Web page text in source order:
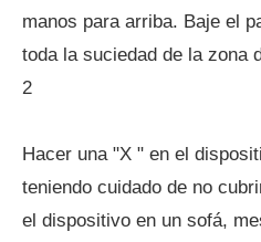
manos para arriba. Baje el
toda la suciedad de la zona
2
Hacer una "X " en el
teniendo cuidado de no
el dispositivo en un sofá,